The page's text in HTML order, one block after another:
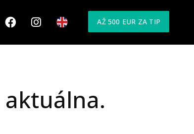
AŽ 500 EUR ZA TIP